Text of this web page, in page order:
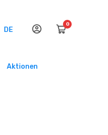
DE
0
Aktionen